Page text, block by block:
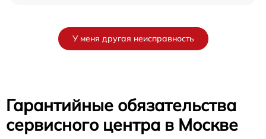
У меня другая неисправность
Гарантийные обязательства
сервисного центра в Москве